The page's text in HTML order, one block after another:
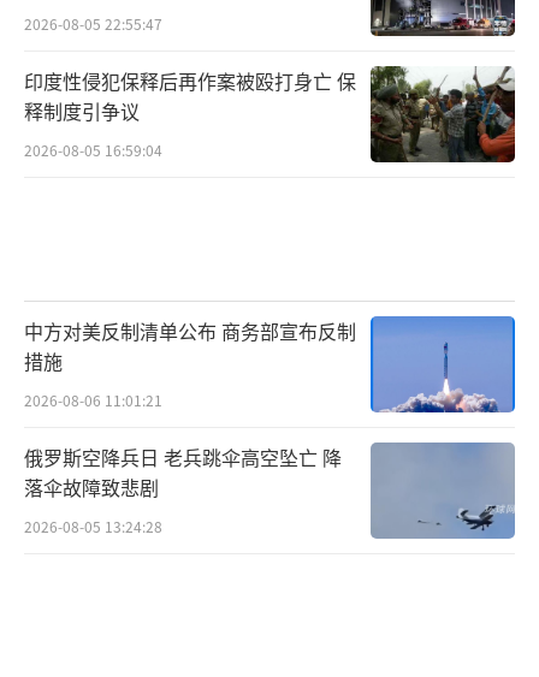
2026-08-05 22:55:47
印度性侵犯保释后再作案被殴打身亡 保
释制度引争议
2026-08-05 16:59:04
中方对美反制清单公布 商务部宣布反制
措施
2026-08-06 11:01:21
俄罗斯空降兵日 老兵跳伞高空坠亡 降
落伞故障致悲剧
2026-08-05 13:24:28